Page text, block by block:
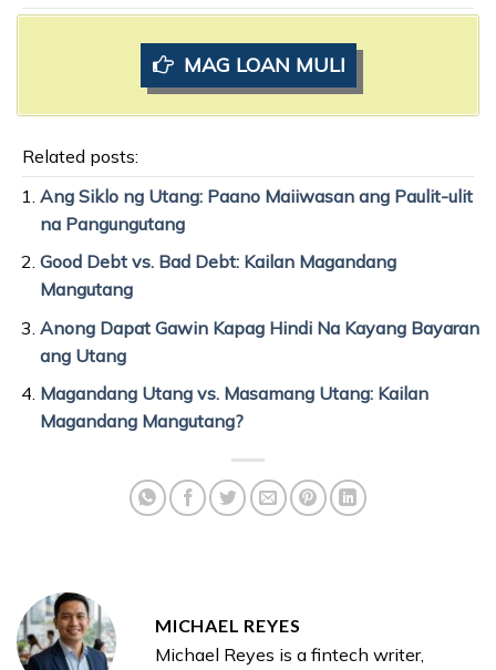
MAG LOAN MULI
Related posts:
Ang Siklo ng Utang: Paano Maiiwasan ang Paulit-ulit
na Pangungutang
Good Debt vs. Bad Debt: Kailan Magandang
Mangutang
Anong Dapat Gawin Kapag Hindi Na Kayang Bayaran
ang Utang
Magandang Utang vs. Masamang Utang: Kailan
Magandang Mangutang?
MICHAEL REYES
Michael Reyes is a fintech writer,